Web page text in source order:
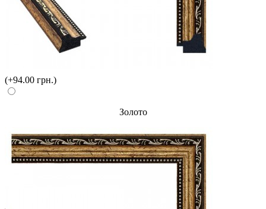
(+94.00 грн.)
Золото